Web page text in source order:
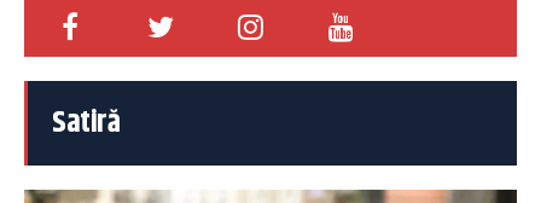
Satiră